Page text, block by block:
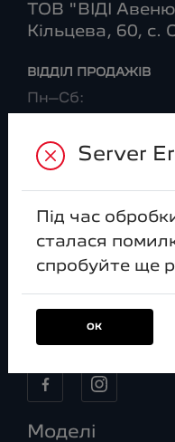
ТОВ "ВІДІ
Кільцева, 60, с.
ВІДДІЛ ПРОДАЖІВ
Пн–Сб:
Нд:
09:00-18:00
08:00-20:00
МИ В СОЦ.
Моделі
Server
Під час
сталася
спробуйте ще
ОК